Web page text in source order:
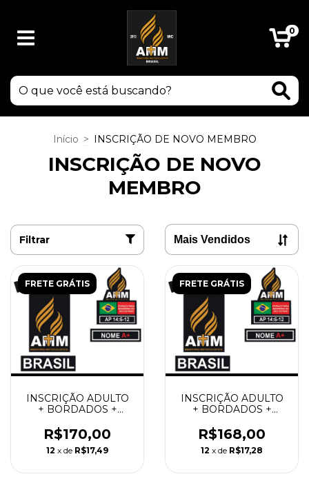
0
Início > INSCRIÇÃO DE NOVO MEMBRO
INSCRIÇÃO DE NOVO
MEMBRO
Filtrar
FRETE GRÁTIS
INSCRIÇÃO ADULTO
+ BORDADOS +
LONGA
R$170,00
12 x de R$17,49
FRETE GRÁTIS
INSCRIÇÃO ADULTO
+ BORDADOS +
CURTA
R$168,00
12 x de R$17,28